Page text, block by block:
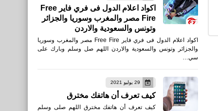
اكواد اعلام الدول فى فري فاير Free
Fire مصر والمغرب وسوريا والجزائر
وتونس والسعودية والاردن
اكواد اعلام الدول فى فري فاير Free Fire مصر والمغرب وسوريا
والجزائر وتونس والسعودية والاردن اللهم صل وسلم وبارك على
سي…
29 يوليو 2021
كيف تعرف أن هاتفك مخترق
كيف تعرف أن هاتفك مخترق اللهم صلى وسلم